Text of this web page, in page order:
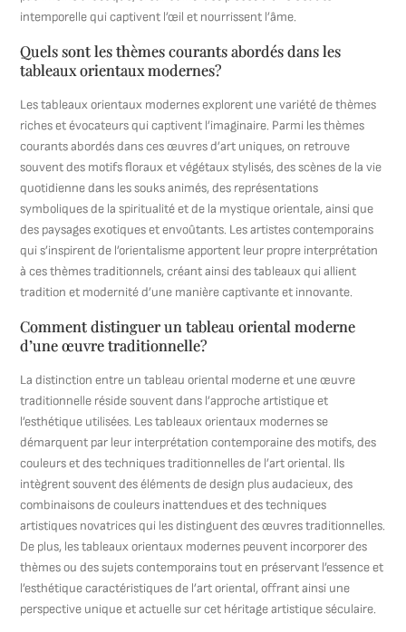
intemporelle qui captivent l’œil et nourrissent l’âme.
Quels sont les thèmes courants abordés dans les
tableaux orientaux modernes?
Les tableaux orientaux modernes explorent une variété de thèmes
riches et évocateurs qui captivent l’imaginaire. Parmi les thèmes
courants abordés dans ces œuvres d’art uniques, on retrouve
souvent des motifs floraux et végétaux stylisés, des scènes de la vie
quotidienne dans les souks animés, des représentations
symboliques de la spiritualité et de la mystique orientale, ainsi que
des paysages exotiques et envoûtants. Les artistes contemporains
qui s’inspirent de l’orientalisme apportent leur propre interprétation
à ces thèmes traditionnels, créant ainsi des tableaux qui allient
tradition et modernité d’une manière captivante et innovante.
Comment distinguer un tableau oriental moderne
d’une œuvre traditionnelle?
La distinction entre un tableau oriental moderne et une œuvre
traditionnelle réside souvent dans l’approche artistique et
l’esthétique utilisées. Les tableaux orientaux modernes se
démarquent par leur interprétation contemporaine des motifs, des
couleurs et des techniques traditionnelles de l’art oriental. Ils
intègrent souvent des éléments de design plus audacieux, des
combinaisons de couleurs inattendues et des techniques
artistiques novatrices qui les distinguent des œuvres traditionnelles.
De plus, les tableaux orientaux modernes peuvent incorporer des
thèmes ou des sujets contemporains tout en préservant l’essence et
l’esthétique caractéristiques de l’art oriental, offrant ainsi une
perspective unique et actuelle sur cet héritage artistique séculaire.